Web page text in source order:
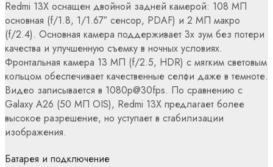
Redmi 13X оснащен двойной задней камерой: 108 МП
основная (f/1.8, 1/1.67″ сенсор, PDAF) и 2 МП макро
(f/2.4). Основная камера поддерживает 3x зум без потери
качества и улучшенную съемку в ночных условиях.
Фронтальная камера 13 МП (f/2.5, HDR) с мягким световым
кольцом обеспечивает качественные селфи даже в темноте.
Видео записывается в 1080p@30fps. По сравнению с
Galaxy A26 (50 МП OIS), Redmi 13X предлагает более
высокое разрешение, но уступает в стабилизации
изображения.
Батарея и подключение